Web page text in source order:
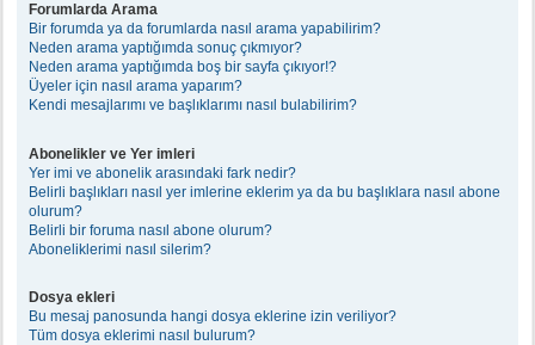
Forumlarda Arama
Bir forumda ya da forumlarda nasıl arama yapabilirim?
Neden arama yaptığımda sonuç çıkmıyor?
Neden arama yaptığımda boş bir sayfa çıkıyor!?
Üyeler için nasıl arama yaparım?
Kendi mesajlarımı ve başlıklarımı nasıl bulabilirim?
Abonelikler ve Yer imleri
Yer imi ve abonelik arasındaki fark nedir?
Belirli başlıkları nasıl yer imlerine eklerim ya da bu başlıklara nasıl abone
olurum?
Belirli bir foruma nasıl abone olurum?
Aboneliklerimi nasıl silerim?
Dosya ekleri
Bu mesaj panosunda hangi dosya eklerine izin veriliyor?
Tüm dosya eklerimi nasıl bulurum?